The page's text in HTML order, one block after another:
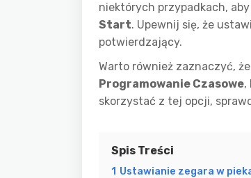
niektórych przypadkach,
Start. Upewnij się, że
potwierdzający.
Warto również zaznaczyć,
Programowanie Czasowe,
skorzystać z tej opcji,
Spis Treści
1 Ustawianie zegara w